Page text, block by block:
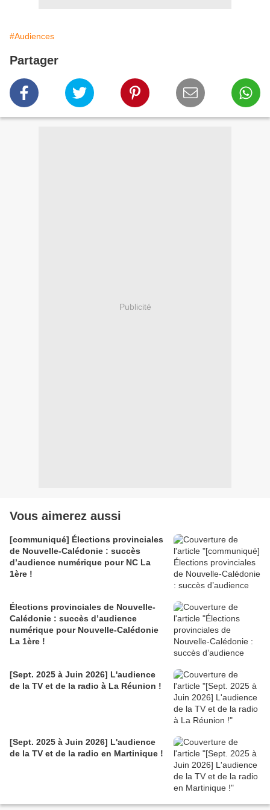
#Audiences
Partager
Publicité
Vous aimerez aussi
[communiqué] Élections provinciales
de Nouvelle-Calédonie : succès
d’audience numérique pour NC La
1ère !
Élections provinciales de Nouvelle-
Calédonie : succès d’audience
numérique pour Nouvelle-Calédonie
La 1ère !
[Sept. 2025 à Juin 2026] L'audience
de la TV et de la radio à La Réunion !
[Sept. 2025 à Juin 2026] L'audience
de la TV et de la radio en Martinique !